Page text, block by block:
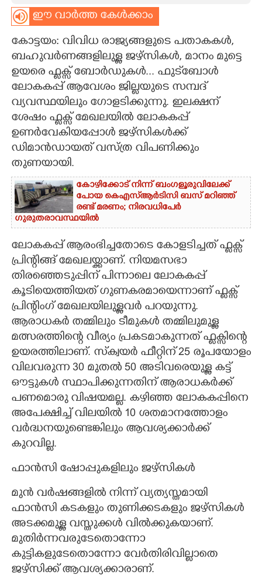
ASTRO
CARTOONS
LITERATURE
ZOOM
ഈ വാർത്ത കേൾക്കാം
കോട്ടയം: വിവിധ രാജ്യങ്ങളുടെ പതാകകൾ,
ബഹുവർണങ്ങളിലുള്ള ജഴ്സികൾ, മാനം മുട്ടെ
ഉയരെ ഫ്ളക്സ് ബോർഡുകൾ... ഫുട്‌ബോൾ
ലോകകപ്പ് ആവേശം ജില്ലയുടെ സമ്പദ്
വ്യവസ്ഥയിലും ഗോളടിക്കുന്നു. ഇലക്ഷന്
ശേഷം ഫ്ളക്സ് മേഖലയിൽ ലോകകപ്പ്
ഉണർവേകിയപ്പോൾ ജഴ്സികൾക്ക്
ഡിമാൻഡായത് വസ്ത്ര വിപണിക്കും
തുണയായി.
കോഴിക്കോട് നിന്ന് ബംഗളൂരുവിലേക്ക്
പോയ കെഎസ്‌ആർടിസി ബസ് മറിഞ്ഞ്
രണ്ട് മരണം; നിരവധിപേർ
ഗുരുതരാവസ്ഥയിൽ
ലോകകപ്പ് ആരംഭിച്ചതോടെ കോളടിച്ചത് ഫ്ളക്സ്
പ്രിന്റിങ്ങ് മേഖലയ്ക്കാണ്. നിയമസഭാ
തിരഞ്ഞെടുപ്പിന് പിന്നാലെ ലോകകപ്പ്
കൂടിയെത്തിയത് ഗുണകരമായെന്നാണ് ഫ്ളക്സ്
പ്രിന്റിംഗ് മേഖലയിലുള്ളവർ പറയുന്നു.
ആരാധകർ തമ്മിലും ടീമുകൾ തമ്മിലുമുള്ള
മത്സരത്തിന്റെ വീര്യം പ്രകടമാകുന്നത് ഫ്ളക്സിന്റെ
ഉയരത്തിലാണ്. സ്‌ക്വയർ ഫീറ്റിന് 25 രൂപയോളം
വിലവരുന്ന 30 മുതൽ 50 അടിവരെയുള്ള കട്ട്
ഔട്ടുകൾ സ്ഥാപിക്കുന്നതിന് ആരാധകർക്ക്
പണമാെരു വിഷയമല്ല. കഴിഞ്ഞ ലോകകപ്പിനെ
അപേക്ഷിച്ച് വിലയിൽ 10 ശതമാനത്തോളം
വർദ്ധനയുണ്ടെങ്കിലും ആവശ്യക്കാർക്ക്
കുറവില്ല.
ഫാൻസി ഷോപ്പുകളിലും ജഴ്സികൾ
മുൻ വർഷങ്ങളിൽ നിന്ന് വ്യത്യസ്തമായി
ഫാൻസി കടകളും തുണിക്കടകളും ജഴ്സികൾ
അടക്കമുള്ള വസ്തുക്കൾ വിൽക്കുകയാണ്.
മുതിർന്നവരുടേതൊന്നോ
കുട്ടികളുടേതൊന്നോ വേർതിരിവില്ലാതെ
ജഴ്സിക്ക് ആവശ്യക്കാരാണ്.